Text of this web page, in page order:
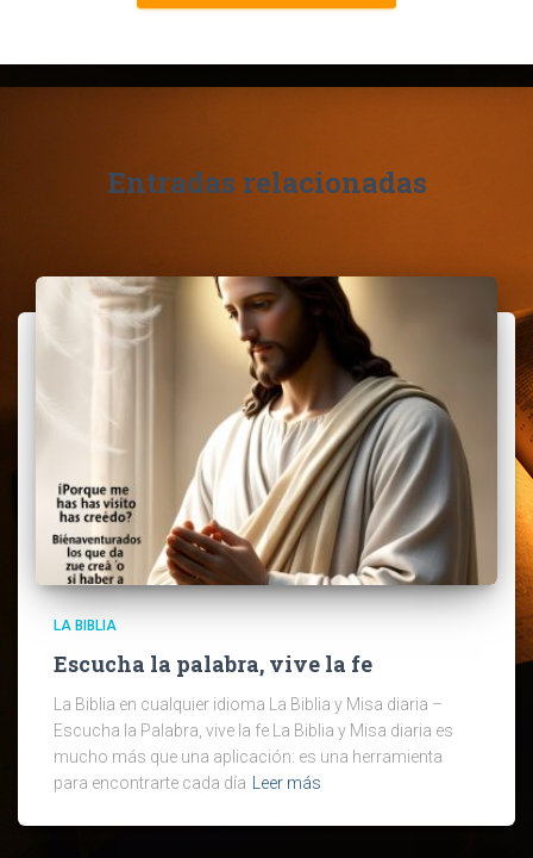
Entradas relacionadas
LA BIBLIA
Escucha la palabra, vive la fe
La Biblia en cualquier idioma La Biblia y Misa diaria –
Escucha la Palabra, vive la fe La Biblia y Misa diaria es
mucho más que una aplicación: es una herramienta
para encontrarte cada día
Leer más